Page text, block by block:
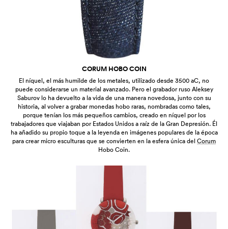
CORUM HOBO COIN
El níquel, el más humilde de los metales, utilizado desde 3500 aC, no
puede considerarse un material avanzado. Pero el grabador ruso Aleksey
Saburov lo ha devuelto a la vida de una manera novedosa, junto con su
historia, al volver a grabar monedas hobo raras, nombradas como tales,
porque tenían los más pequeños cambios, creado en níquel por los
trabajadores que viajaban por Estados Unidos a raíz de la Gran Depresión. Él
ha añadido su propio toque a la leyenda en imágenes populares de la época
para crear micro esculturas que se convierten en la esfera única delCorum
Hobo Coin.